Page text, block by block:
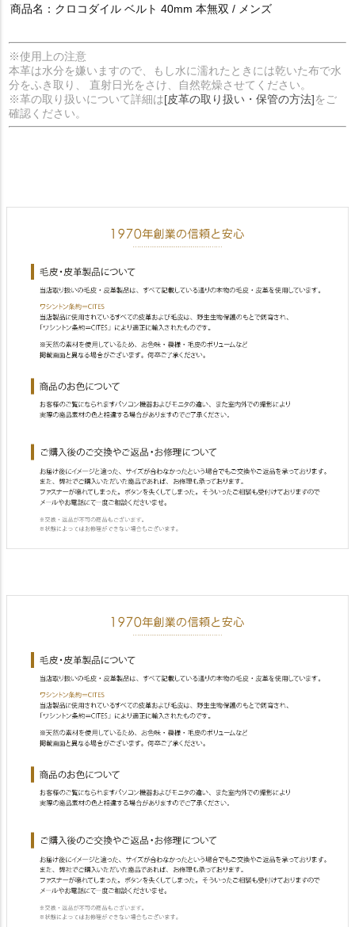
商品名：クロコダイル ベルト 40mm 本無双 / メンズ
※使用上の注意
本革は水分を嫌いますので、もし水に濡れたときには乾いた布で水
分をふき取り、 直射日光をさけ、自然乾燥させてください。
※革の取り扱いについて詳細は[皮革の取り扱い・保管の方法]をご
確認ください。